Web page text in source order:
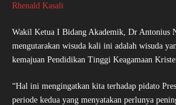
Rhenald Kasali
Wakil Ketua I Bidang Akademik, Dr Antonius
mengutarakan wisuda kali ini adalah wisuda
kemajuan Pendidikan Tinggi Keagamaan
“Hal ini mengingatkan kita terhadap pidato
periode kedua yang menyatakan perlunya